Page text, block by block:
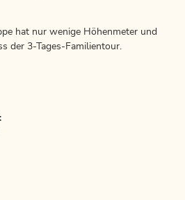
hat nur wenige Höhenmeter und
der 3-Tages-Familientour.